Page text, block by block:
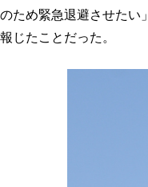
ため緊急退避させたい
じたことだった。